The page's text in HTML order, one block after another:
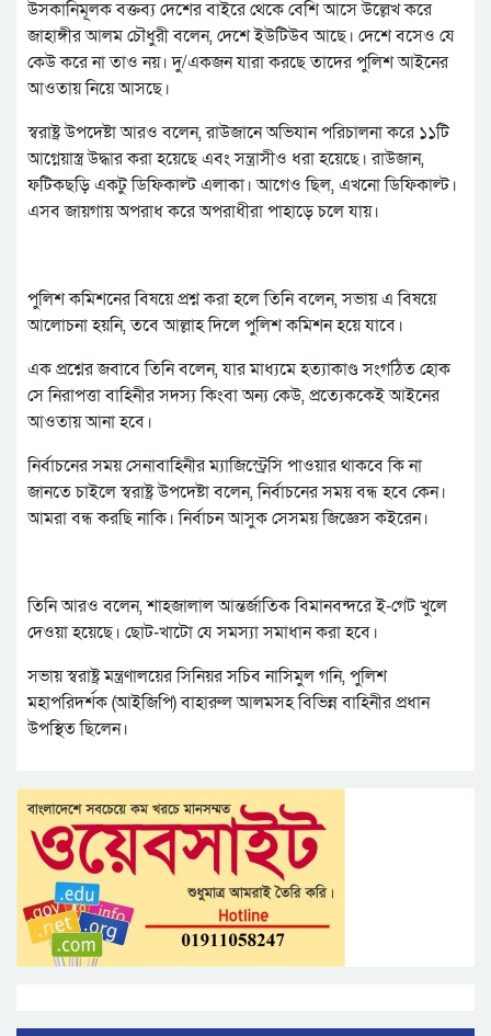
উসকানিমূলক বক্তব্য দেশের বাইরে থেকে বেশি আসে উল্লেখ করে
জাহাঙ্গীর আলম চৌধুরী বলেন, দেশে ইউটিউব আছে। দেশে বসেও যে
কেউ করে না তাও নয়। দু/একজন যারা করছে তাদের পুলিশ আইনের
আওতায় নিয়ে আসছে।
স্বরাষ্ট্র উপদেষ্টা আরও বলেন, রাউজানে অভিযান পরিচালনা করে ১১টি
আগ্নেয়াস্ত্র উদ্ধার করা হয়েছে এবং সন্ত্রাসীও ধরা হয়েছে। রাউজান,
ফটিকছড়ি একটু ডিফিকাল্ট এলাকা। আগেও ছিল, এখনো ডিফিকাল্ট।
এসব জায়গায় অপরাধ করে অপরাধীরা পাহাড়ে চলে যায়।
পুলিশ কমিশনের বিষয়ে প্রশ্ন করা হলে তিনি বলেন, সভায় এ বিষয়ে
আলোচনা হয়নি, তবে আল্লাহ দিলে পুলিশ কমিশন হয়ে যাবে।
এক প্রশ্নের জবাবে তিনি বলেন, যার মাধ্যমে হত্যাকাণ্ড সংগঠিত হোক
সে নিরাপত্তা বাহিনীর সদস্য কিংবা অন্য কেউ, প্রত্যেককেই আইনের
আওতায় আনা হবে।
নির্বাচনের সময় সেনাবাহিনীর ম্যাজিস্ট্রেসি পাওয়ার থাকবে কি না
জানতে চাইলে স্বরাষ্ট্র উপদেষ্টা বলেন, নির্বাচনের সময় বন্ধ হবে কেন।
আমরা বন্ধ করছি নাকি। নির্বাচন আসুক সেসময় জিজ্ঞেস কইরেন।
তিনি আরও বলেন, শাহজালাল আন্তর্জাতিক বিমানবন্দরে ই-গেট খুলে
দেওয়া হয়েছে। ছোট-খাটো যে সমস্যা সমাধান করা হবে।
সভায় স্বরাষ্ট্র মন্ত্রণালয়ের সিনিয়র সচিব নাসিমুল গনি, পুলিশ
মহাপরিদর্শক (আইজিপি) বাহারুল আলমসহ বিভিন্ন বাহিনীর প্রধান
উপস্থিত ছিলেন।